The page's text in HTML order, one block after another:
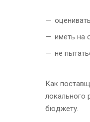
иметь на
не
Как
локального
бюджету.